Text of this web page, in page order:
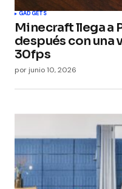
GADGETS
Minecraft llega a
después con una
30fps
por junio 10, 2026